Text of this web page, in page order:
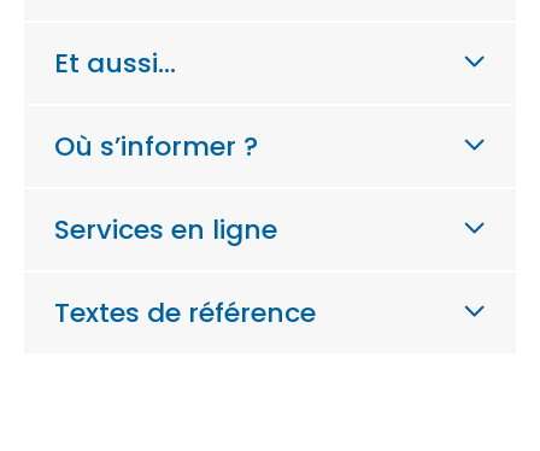
Et aussi…
Où s’informer ?
Services en ligne
Textes de référence